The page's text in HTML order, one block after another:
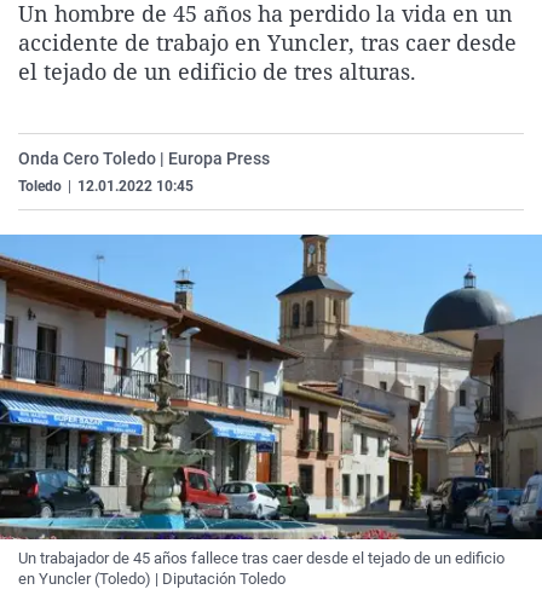
La rosa de los vientos
Gente viajera
Caso
Retornados
Extremadura
Galicia
Virales
Televisión
Un hombre de 45 años ha perdido la vida en un
accidente de trabajo en Yuncler, tras caer desde
el tejado de un edificio de tres alturas.
Onda Cero Toledo | Europa Press
Toledo 12.01.2022 10:45
Un trabajador de 45 años fallece tras caer desde el tejado de un edificio
en Yuncler (Toledo) | Diputación Toledo